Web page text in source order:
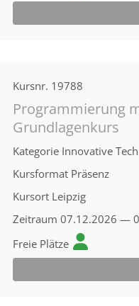
Kursnr. 19788
Programmierung
Grundlagenkurs
Kategorie Innovative
Kursformat Präsenz
Kursort Leipzig
Zeitraum 07.12.2026 —
Freie Plätze